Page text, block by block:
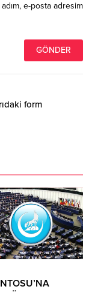
e-posta adresim
form